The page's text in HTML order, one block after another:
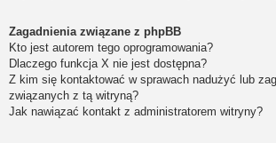
Zagadnienia związane z phpBB
Kto jest autorem tego oprogramowania?
Dlaczego funkcja X nie jest dostępna?
Z kim się kontaktować w sprawach nadużyć lub
związanych z tą witryną?
Jak nawiązać kontakt z administratorem witryny?